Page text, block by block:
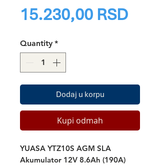
15.230,00 RSDPrice
Quantity *
Dodaj u korpu
Kupi odmah
YUASA YTZ10S AGM SLA
Akumulator 12V 8.6Ah (190A)